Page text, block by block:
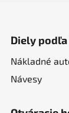
Diely
Nákladné
Návesy